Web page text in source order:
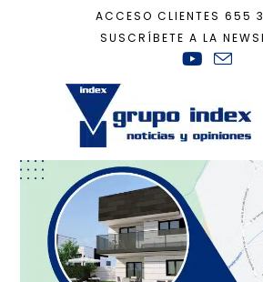
ACCESO CLIENTES 655
SUSCRÍBETE A LA
Actualidad